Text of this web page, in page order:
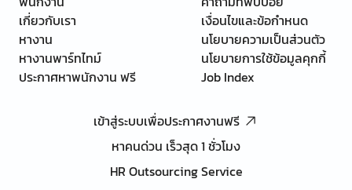
เกี่ยวกับเรา
หางาน
หางานพาร์ทไทม์
ประกาศหาพนักงาน ฟรี
เงื่อนไขและข้อกำหนด
นโยบายความเป็นส่วนตัว
นโยบายการใช้ข้อมูลคุกกี้
Job Index
เข้าสู่ระบบเพื่อประกาศงานฟรี
หาคนด่วน เร็วสุด 1 ชั่วโมง
HR Outsourcing Service